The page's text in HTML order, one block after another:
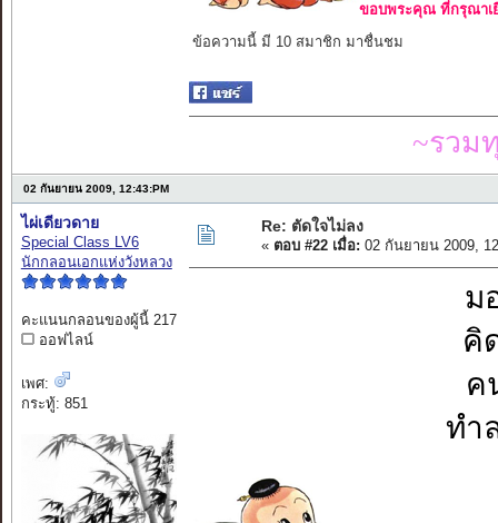
ขอบพระคุณ ที่กรุณาเ
ข้อความนี้ มี 10 สมาชิก มาชื่นชม
~รวม
02 กันยายน 2009, 12:43:PM
ไผ่เดียวดาย
Special Class LV6
นักกลอนเอกแห่งวังหลวง
คะแนนกลอนของผู้นี้ 217
ออฟไลน์
เพศ:
กระทู้: 851
Re: ตัดใจไม่ลง
« ตอบ #22 เมื่อ: 02 กันยายน 2009,
ม
คิ
ค
ทำ